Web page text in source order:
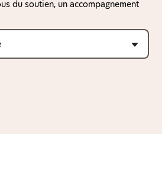
du soutien, un accompagnement